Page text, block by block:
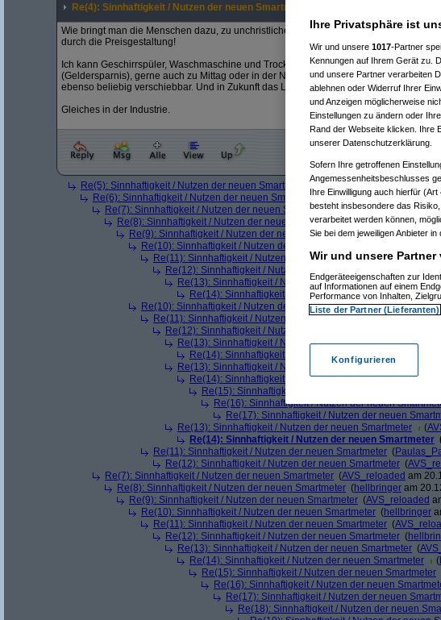
Re(4): Sinnhaftigkeit / Nutzen der neuen Smartmeter
Wie bringt man die Menschen dazu, zu unchristlichen Zeiten zu fliegen und vermeidet
durch die Preisgestaltung!
Ich kann Geschirrspüler, Waschmaschine und Trockner dann starten, wann ich will.
(Geldersparnis), gerne auch zu Mittag oder in der Nacht. Warmwasserbereitung
ebenso beliebig verschiebbar. Und in Zukunft das Laden der e-Schüssel.
Gleiches in der Industrie.
Re(5): Sinnhaftigkeit / Nutzen der neuen Smartmeter AVS_reloaded
am
Re(6): Sinnhaftigkeit / Nutzen der neuen Smartmeter
(hellbringeram
Re(7): Sinnhaftigkeit / Nutzen der neuen Smartmeter
(Desolationrob am
Re(8): Sinnhaftigkeit / Nutzen der neuen Smartmeter
(hellbringeram
Re(9): Sinnhaftigkeit / Nutzen der neuen Smartmeter
(AVS_reloaded
Re(10): Sinnhaftigkeit / Nutzen der neuen Smartmeter
Re(11): Sinnhaftigkeit / Nutzen der neuen Smartmeter
(
Re(12): Sinnhaftigkeit / Nutzen der neuen Smartmeter
Re(13): Sinnhaftigkeit / Nutzen der neuen Smartmeter(
Re(14): Sinnhaftigkeit / Nutzen der neuen Smartmeter(
Re(10): Sinnhaftigkeit / Nutzen der neuen Smartmeter(Superfloam
Re(11): Sinnhaftigkeit / Nutzen der neuen Smartmeter(
Re(12): Sinnhaftigkeit / Nutzen der neuen Smartmeter
Re(13): Sinnhaftigkeit / Nutzen der neuen Smartmeter(
Re(14): Sinnhaftigkeit / Nutzen der neuen Smartmeter
Re(13): Sinnhaftigkeit / Nutzen der neuen Smartmeter
Re(14): Sinnhaftigkeit / Nutzen der neuen Smartmeter
Re(15): Sinnhaftigkeit / Nutzen der neuen Smartmeter
Re(16): Sinnhaftigkeit / Nutzen der neuen
Re(17): Sinnhaftigkeit / Nutzen der neuen
Re(13): Sinnhaftigkeit / Nutzen der neuen Smartmeter
(
Re(14): Sinnhaftigkeit / Nutzen der neuen Smartmeter
Re(11): Sinnhaftigkeit / Nutzen der neuen Smartmeter (
Re(12): Sinnhaftigkeit / Nutzen der neuen Smartmeter (
Re(7): Sinnhaftigkeit / Nutzen der neuen Smartmeter (AVS_reloaded am
Re(8): Sinnhaftigkeit / Nutzen der neuen Smartmeter (hellbringer am
Re(9): Sinnhaftigkeit / Nutzen der neuen Smartmeter (AVS_reloaded
Re(10): Sinnhaftigkeit / Nutzen der neuen Smartmeter (hellbringer
Re(11): Sinnhaftigkeit / Nutzen der neuen Smartmeter (
Re(12): Sinnhaftigkeit / Nutzen der neuen Smartmeter (
Re(13): Sinnhaftigkeit / Nutzen der neuen Smartmeter (
Re(14): Sinnhaftigkeit / Nutzen der neuen Smartmeter
(
Re(15): Sinnhaftigkeit / Nutzen der neuen Smartmeter
Re(16): Sinnhaftigkeit / Nutzen der neuen
Re(17): Sinnhaftigkeit / Nutzen der neuen
Re(18): Sinnhaftigkeit / Nutzen der neuen
Ihre Privatsphäre ist
Wir und unsere 1017-Partner
Kennungen auf Ihrem Gerät zu.
und unsere Partner verarbeiten
ablehnen oder Widerruf Ihrer
und Anzeigen möglicherweise
Einstellungen zu ändern oder
Rand der Webseite klicken. Ihre
unserer Datenschutzerklärung.
Sofern Ihre getroffenen
Angemessenheitsbeschlusses
Ihre Einwilligung auch hierfür
besteht insbesondere das
verarbeitet werden können,
Sie bei dem jeweiligen Anbieter
Wir und unsere
Endgeräteeigenschaften zur
auf Informationen auf einem
Performance von Inhalten,
Liste der Partner (Lieferanten)
Konfigurieren